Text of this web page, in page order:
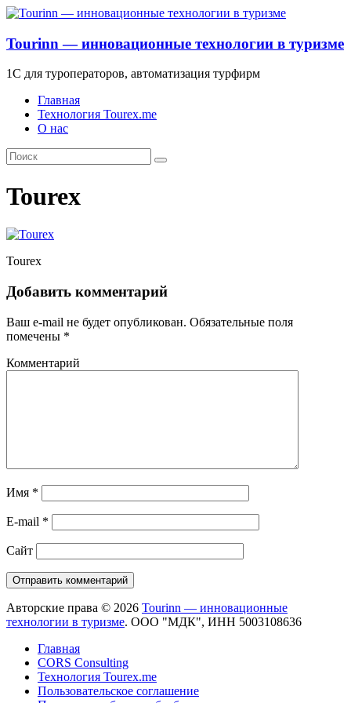
Tourinn — инновационные технологии в туризме
1С для туроператоров, автоматизация турфирм
Главная
Технология Tourex.me
О нас
Tourex
Tourex
Добавить комментарий
Ваш e-mail не будет опубликован. Обязательные поля
помечены *
Комментарий
Имя *
E-mail *
Сайт
Авторские права © 2026 Tourinn — инновационные
технологии в туризме. ООО "МДК", ИНН 5003108636
Главная
CORS Consulting
Технология Tourex.me
Пользовательское соглашение